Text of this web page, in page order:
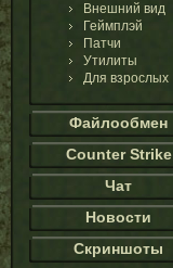
Внешний вид
Геймплэй
Патчи
Утилиты
Для взрослых
Файлообмен
Counter Strike
Чат
Новости
Скриншоты